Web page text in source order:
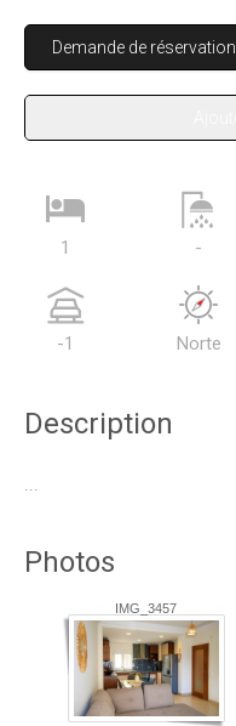
Demande de réservation
1 -
-1 Norte
Description
...
Photos
IMG_3457